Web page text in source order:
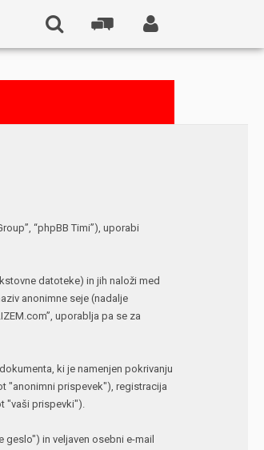
“phpBB Timi”), uporabi
datoteke) in jih naloži med
anonimne seje (nadalje
uporablja pa se za
ki je namenjen pokrivanju
"anonimni prispevek"), registracija
"vaši prispevki").
in veljaven osebni e-mail